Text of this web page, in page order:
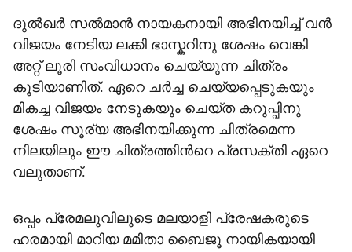
ദുൽഖർ സൽമാൻ നായകനായി അഭിനയിച്ച് വൻ
വിജയം നേടിയ ലക്കി ഭാസ്കറിനു ശേഷം വെങ്കി
അറ്റ് ലൂരി സംവിധാനം ചെയ്യുന്ന ചിത്രം
കൂടിയാണിത്. ഏറെ ചർച്ച ചെയ്യപ്പെടുകയും
മികച്ച വിജയം നേടുകയും ചെയ്ത കറുപ്പിനു
ശേഷം സൂര്യ അഭിനയിക്കുന്ന ചിത്രമെന്ന
നിലയിലും ഈ ചിത്രത്തിന്‍റെ പ്രസക്‌തി ഏറെ
വലുതാണ്.
ഒപ്പം പ്രേമലുവിലൂടെ മലയാളി പ്രേഷകരുടെ
ഹരമായി മാറിയ മമിതാ ബൈജൂ നായികയായി